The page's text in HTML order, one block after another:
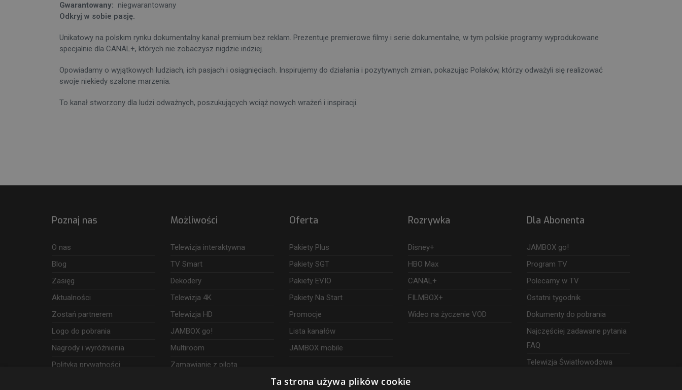
Gwarantowany: niegwarantowany
Odkryj w sobie pasję.
Unikatowy na polskim rynku dokumentalny kanał premium bez reklam. Prezentuje premierowe filmy i serie dokumentalne, w tym polskie programy wyprodukowane
specjalnie dla CANAL+, których nie zobaczysz nigdzie indziej.
Opowiadamy o wyjątkowych ludziach, ich pasjach i osiągnięciach. Inspirujemy do działania i pozytywnych zmian, pokazując Polaków, którzy odważyli się realizować
swoje niekiedy szalone marzenia.
To kanał stworzony dla ludzi odważnych, poszukujących wciąż nowych wrażeń i inspiracji.
Poznaj nas
O nas
Blog
Zasięg
Aktualności
Zostań partnerem
Logo do pobrania
Nagrody i wyróżnienia
Polityka prywatności
Możliwości
Telewizja interaktywna
TV Smart
Dekodery
Telewizja 4K
Telewizja HD
JAMBOX go!
Multiroom
Zamawianie z pilota
Oferta
Pakiety Plus
Pakiety SGT
Pakiety EVIO
Pakiety Na Start
Promocje
Lista kanałów
JAMBOX mobile
Rozrywka
Disney+
HBO Max
CANAL+
FILMBOX+
Wideo na życzenie VOD
Dla Abonenta
JAMBOX go!
Program TV
Polecamy w TV
Ostatni tygodnik
Dokumenty do pobrania
Najczęściej zadawane pytania
FAQ
Telewizja Światłowodowa
Ta strona używa plików cookie